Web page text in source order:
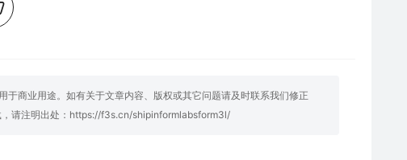
于商业用途。如有关于文章内容、版权或其它问题请及时联系我们修正
请注明出处： https://f3s.cn/shipinformlabsform3l/